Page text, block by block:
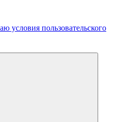
условия пользовательского